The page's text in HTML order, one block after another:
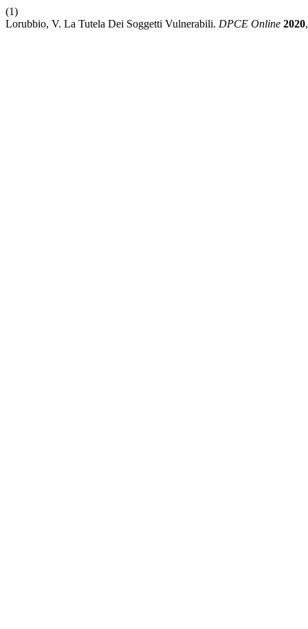
(1)
Lorubbio, V. La Tutela Dei Soggetti Vulnerabili. DPCE Online 2020